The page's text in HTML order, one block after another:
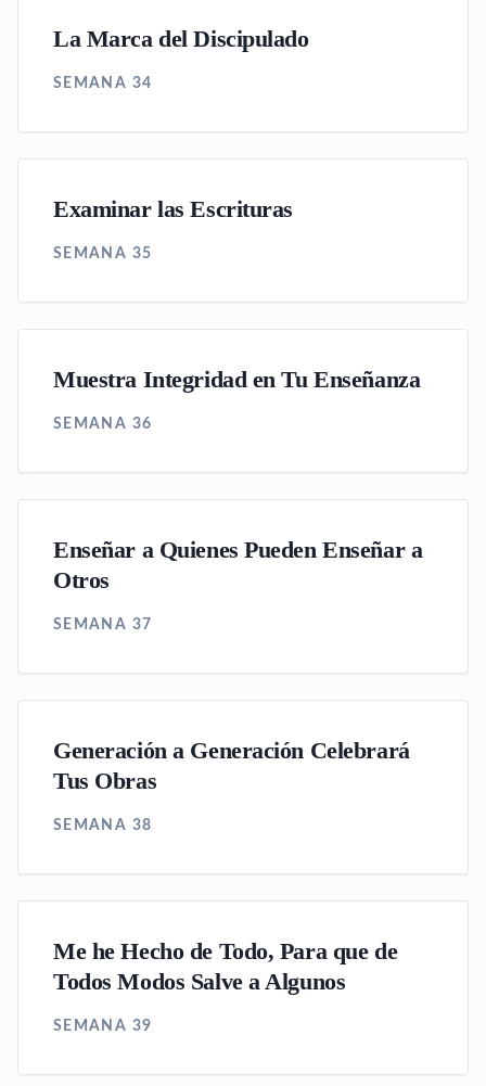
La Marca del Discipulado
SEMANA 34
Examinar las Escrituras
SEMANA 35
Muestra Integridad en Tu Enseñanza
SEMANA 36
Enseñar a Quienes Pueden Enseñar a
Otros
SEMANA 37
Generación a Generación Celebrará
Tus Obras
SEMANA 38
Me he Hecho de Todo, Para que de
Todos Modos Salve a Algunos
SEMANA 39